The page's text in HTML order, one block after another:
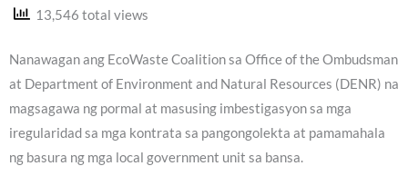
13,546 total views
Nanawagan ang EcoWaste Coalition sa Office of the Ombudsman
at Department of Environment and Natural Resources (DENR) na
magsagawa ng pormal at masusing imbestigasyon sa mga
iregularidad sa mga kontrata sa pangongolekta at pamamahala
ng basura ng mga local government unit sa bansa.